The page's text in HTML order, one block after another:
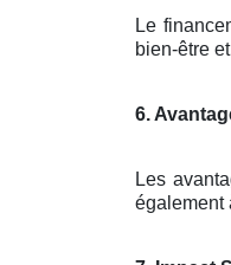
Le
bien-être
6.
Les
également